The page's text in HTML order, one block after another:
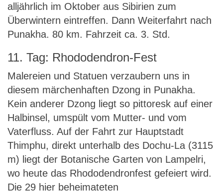
alljährlich im Oktober aus Sibirien zum
Überwintern eintreffen. Dann Weiterfahrt nach
Punakha. 80 km. Fahrzeit ca. 3. Std.
11. Tag: Rhododendron-Fest
Malereien und Statuen verzaubern uns in
diesem märchenhaften Dzong in Punakha.
Kein anderer Dzong liegt so pittoresk auf einer
Halbinsel, umspült vom Mutter- und vom
Vaterfluss. Auf der Fahrt zur Hauptstadt
Thimphu, direkt unterhalb des Dochu-La (3115
m) liegt der Botanische Garten von Lampelri,
wo heute das Rhododendronfest gefeiert wird.
Die 29 hier beheimateten